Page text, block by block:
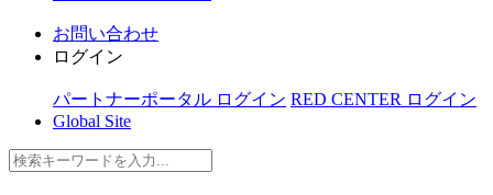
お問い合わせ
ログイン
パートナーポータル ログイン RED CENTER ログイン
Global Site